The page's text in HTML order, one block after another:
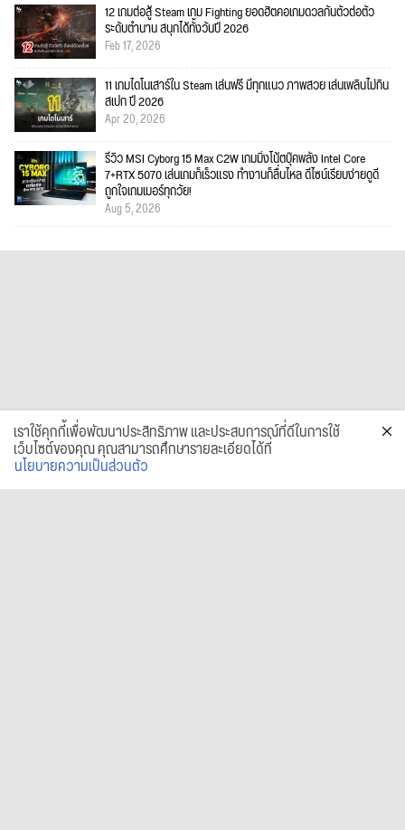
12 เกมต่อสู้ Steam เกม Fighting ยอดฮิตคอเกมดวลกันตัวต่อตัว
ระดับตำนาน สนุกได้ทั้งวันปี 2026
Feb 17, 2026
11 เกมไดโนเสาร์ใน Steam เล่นฟรี มีทุกแนว ภาพสวย เล่นเพลินไม่กิน
สเปก ปี 2026
Apr 20, 2026
รีวิว MSI Cyborg 15 Max C2W เกมมิ่งโน้ตบุ๊คพลัง Intel Core
7+RTX 5070 เล่นเกมก็เร็วแรง ทำงานก็ลื่นไหล ดีไซน์เรียบง่ายดูดี
ถูกใจเกมเมอร์ทุกวัย!
Aug 5, 2026
เราใช้คุกกี้เพื่อพัฒนาประสิทธิภาพ และประสบการณ์ที่ดีในการใช้
เว็บไซต์ของคุณ คุณสามารถศึกษารายละเอียดได้ที่
นโยบายความเป็นส่วนตัว